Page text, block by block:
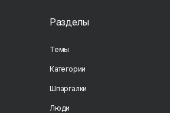
Разделы
Темы
Категории
Шпаргалки
Люди